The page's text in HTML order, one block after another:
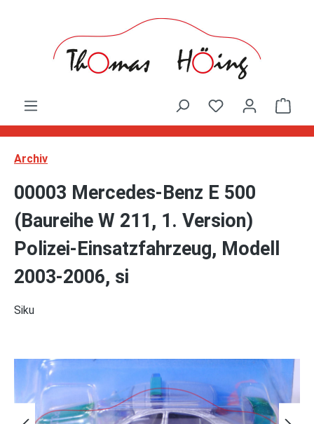
Archiv
00003 Mercedes-Benz E 500
(Baureihe W 211, 1. Version)
Polizei-Einsatzfahrzeug, Modell
2003-2006, si
Siku